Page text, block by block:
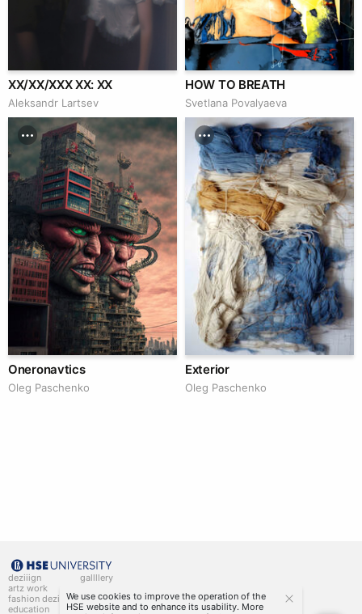
XX/XX/XXX XX: XX
Аleksandr Lartsev
HOW TO BREATH
Svetlana Povalyaeva
Oneronavtics
Oleg Paschenko
Exterior
Oleg Paschenko
deziiign
artz work
fashion deziiign
education
gallllery
kiiids.art
We use cookies to improve the operation of the
HSE website and to enhance its usability. More